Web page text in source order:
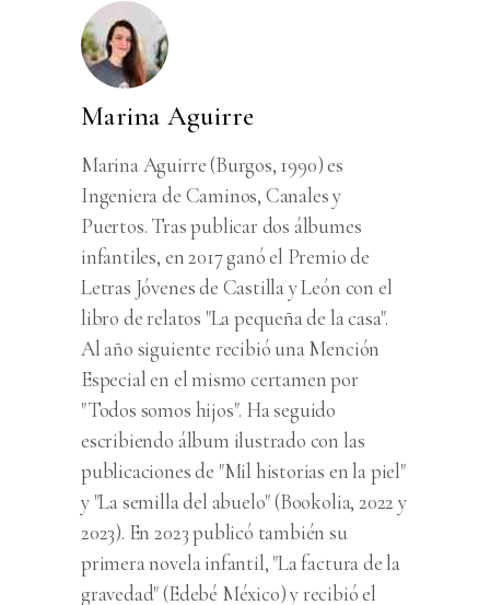
Marina Aguirre
Marina Aguirre (Burgos, 1990) es
Ingeniera de Caminos, Canales y
Puertos. Tras publicar dos álbumes
infantiles, en 2017 ganó el Premio de
Letras Jóvenes de Castilla y León con el
libro de relatos "La pequeña de la casa".
Al año siguiente recibió una Mención
Especial en el mismo certamen por
"Todos somos hijos". Ha seguido
escribiendo álbum ilustrado con las
publicaciones de "Mil historias en la piel"
y "La semilla del abuelo" (Bookolia, 2022 y
2023). En 2023 publicó también su
primera novela infantil, "La factura de la
gravedad" (Edebé México) y recibió el